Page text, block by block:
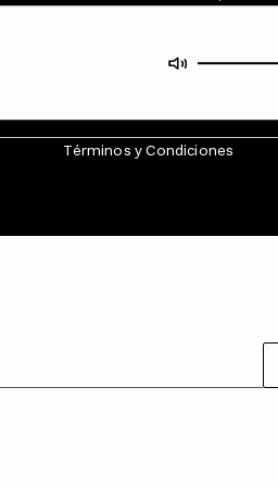
Términos y Condiciones